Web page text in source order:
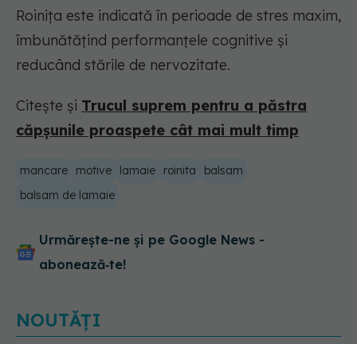
Roinița este indicată în perioade de stres maxim,
îmbunătățind performanțele cognitive și
reducând stările de nervozitate.
Citește și Trucul suprem pentru a păstra
căpșunile proaspete cât mai mult timp
mancare motive lamaie roinita
balsam
balsam de lamaie
Urmărește-ne și pe Google News -
abonează‑te!
NOUTĂȚI